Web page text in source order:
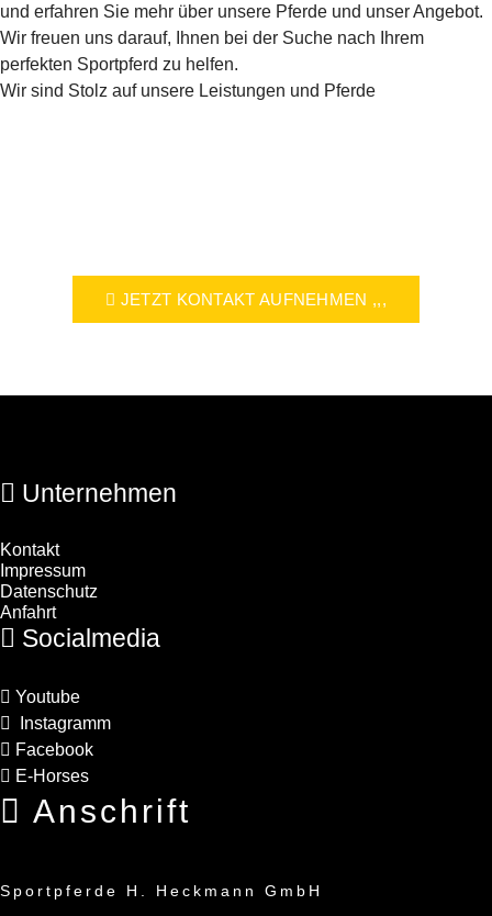
und erfahren Sie mehr über unsere Pferde und unser Angebot.
Wir freuen uns darauf, Ihnen bei der Suche nach Ihrem
perfekten Sportpferd zu helfen.
Wir sind Stolz auf unsere Leistungen und Pferde
JETZT KONTAKT AUFNEHMEN ,,,
Unternehmen
Kontakt
Impressum
Datenschutz
Anfahrt
Socialmedia
Youtube
Instagramm
Facebook
E-Horses
Anschrift
Sportpferde H. Heckmann GmbH